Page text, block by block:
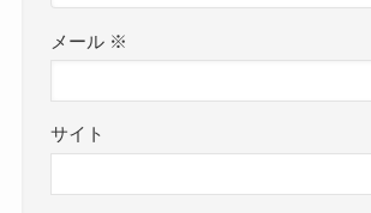
メール ※
サイト